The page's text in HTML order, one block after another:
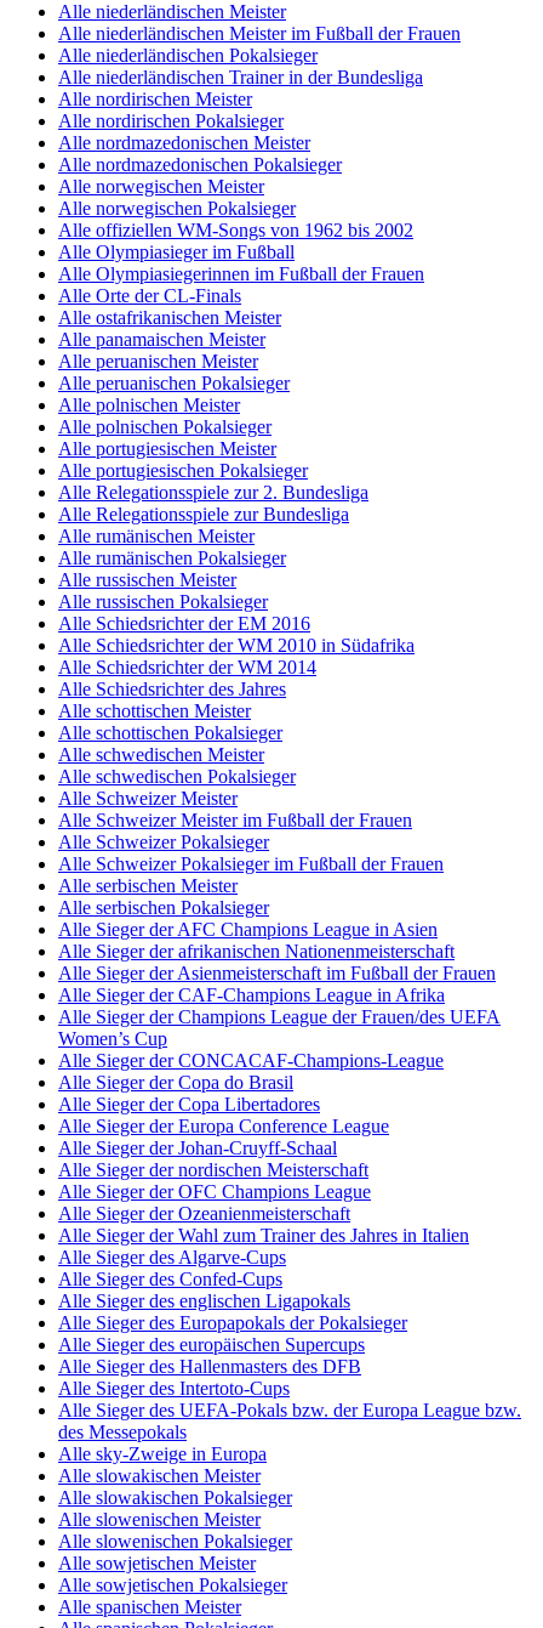
Alle niederländischen Meister
Alle niederländischen Meister im Fußball der Frauen
Alle niederländischen Pokalsieger
Alle niederländischen Trainer in der Bundesliga
Alle nordirischen Meister
Alle nordirischen Pokalsieger
Alle nordmazedonischen Meister
Alle nordmazedonischen Pokalsieger
Alle norwegischen Meister
Alle norwegischen Pokalsieger
Alle offiziellen WM-Songs von 1962 bis 2002
Alle Olympiasieger im Fußball
Alle Olympiasiegerinnen im Fußball der Frauen
Alle Orte der CL-Finals
Alle ostafrikanischen Meister
Alle panamaischen Meister
Alle peruanischen Meister
Alle peruanischen Pokalsieger
Alle polnischen Meister
Alle polnischen Pokalsieger
Alle portugiesischen Meister
Alle portugiesischen Pokalsieger
Alle Relegationsspiele zur 2. Bundesliga
Alle Relegationsspiele zur Bundesliga
Alle rumänischen Meister
Alle rumänischen Pokalsieger
Alle russischen Meister
Alle russischen Pokalsieger
Alle Schiedsrichter der EM 2016
Alle Schiedsrichter der WM 2010 in Südafrika
Alle Schiedsrichter der WM 2014
Alle Schiedsrichter des Jahres
Alle schottischen Meister
Alle schottischen Pokalsieger
Alle schwedischen Meister
Alle schwedischen Pokalsieger
Alle Schweizer Meister
Alle Schweizer Meister im Fußball der Frauen
Alle Schweizer Pokalsieger
Alle Schweizer Pokalsieger im Fußball der Frauen
Alle serbischen Meister
Alle serbischen Pokalsieger
Alle Sieger der AFC Champions League in Asien
Alle Sieger der afrikanischen Nationenmeisterschaft
Alle Sieger der Asienmeisterschaft im Fußball der Frauen
Alle Sieger der CAF-Champions League in Afrika
Alle Sieger der Champions League der Frauen/des UEFA
Women’s Cup
Alle Sieger der CONCACAF-Champions-League
Alle Sieger der Copa do Brasil
Alle Sieger der Copa Libertadores
Alle Sieger der Europa Conference League
Alle Sieger der Johan-Cruyff-Schaal
Alle Sieger der nordischen Meisterschaft
Alle Sieger der OFC Champions League
Alle Sieger der Ozeanienmeisterschaft
Alle Sieger der Wahl zum Trainer des Jahres in Italien
Alle Sieger des Algarve-Cups
Alle Sieger des Confed-Cups
Alle Sieger des englischen Ligapokals
Alle Sieger des Europapokals der Pokalsieger
Alle Sieger des europäischen Supercups
Alle Sieger des Hallenmasters des DFB
Alle Sieger des Intertoto-Cups
Alle Sieger des UEFA-Pokals bzw. der Europa League bzw.
des Messepokals
Alle sky-Zweige in Europa
Alle slowakischen Meister
Alle slowakischen Pokalsieger
Alle slowenischen Meister
Alle slowenischen Pokalsieger
Alle sowjetischen Meister
Alle sowjetischen Pokalsieger
Alle spanischen Meister